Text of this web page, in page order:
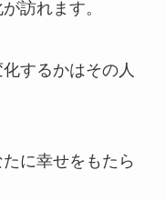
訪れます。
するかはその人
に幸せをもたら